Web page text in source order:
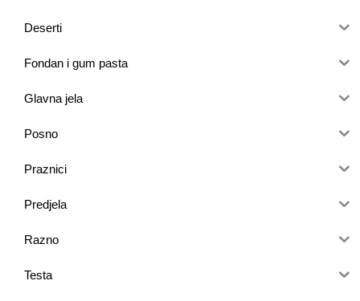
Deserti
Fondan i gum pasta
Glavna jela
Posno
Praznici
Predjela
Razno
Testa